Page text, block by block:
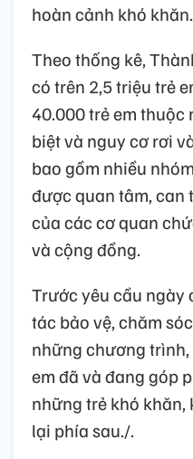
hoàn cảnh khó khăn.
Theo thống kê,
có trên 2,5 triệu trẻ
40.000 trẻ em thuộc
biệt và nguy cơ rơi
bao gồm nhiều
được quan tâm, can
của các cơ quan
và cộng đồng.
Trước yêu cầu ngày
tác bảo vệ, chăm
những chương
em đã và đang góp
những trẻ khó khăn,
lại phía sau./.